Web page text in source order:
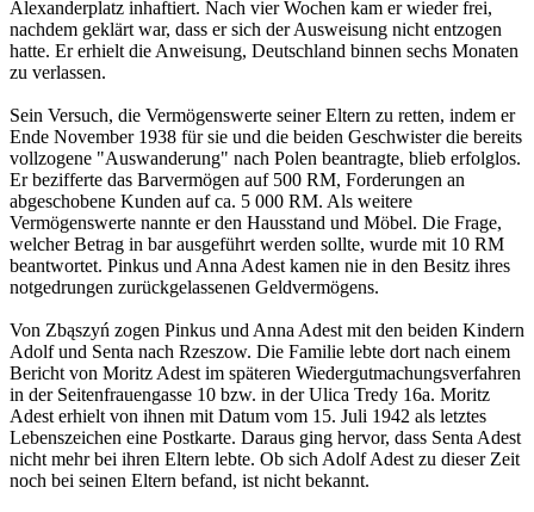
Alexanderplatz inhaftiert. Nach vier Wochen kam er wieder frei,
nachdem geklärt war, dass er sich der Ausweisung nicht entzogen
hatte. Er erhielt die Anweisung, Deutschland binnen sechs Monaten
zu verlassen.
Sein Versuch, die Vermögenswerte seiner Eltern zu retten, indem er
Ende November 1938 für sie und die beiden Geschwister die bereits
vollzogene "Auswanderung" nach Polen beantragte, blieb erfolglos.
Er bezifferte das Barvermögen auf 500 RM, Forderungen an
abgeschobene Kunden auf ca. 5 000 RM. Als weitere
Vermögenswerte nannte er den Hausstand und Möbel. Die Frage,
welcher Betrag in bar ausgeführt werden sollte, wurde mit 10 RM
beantwortet. Pinkus und Anna Adest kamen nie in den Besitz ihres
notgedrungen zurückgelassenen Geldvermögens.
Von Zbąszyń zogen Pinkus und Anna Adest mit den beiden Kindern
Adolf und Senta nach Rzeszow. Die Familie lebte dort nach einem
Bericht von Moritz Adest im späteren Wiedergutmachungsverfahren
in der Seitenfrauengasse 10 bzw. in der Ulica Tredy 16a. Moritz
Adest erhielt von ihnen mit Datum vom 15. Juli 1942 als letztes
Lebenszeichen eine Postkarte. Daraus ging hervor, dass Senta Adest
nicht mehr bei ihren Eltern lebte. Ob sich Adolf Adest zu dieser Zeit
noch bei seinen Eltern befand, ist nicht bekannt.